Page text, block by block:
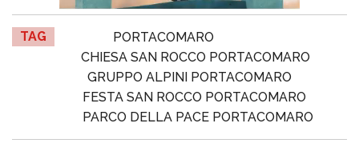
TAG
PORTACOMARO
CHIESA SAN ROCCO PORTACOMARO
GRUPPO ALPINI PORTACOMARO
FESTA SAN ROCCO PORTACOMARO
PARCO DELLA PACE PORTACOMARO